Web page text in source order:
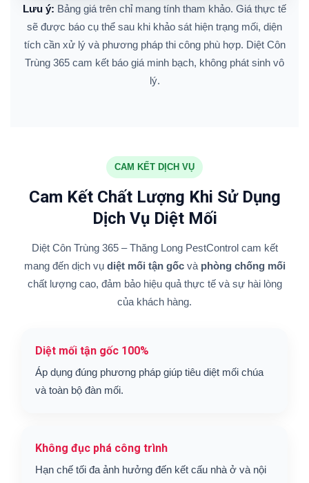
Lưu ý: Bảng giá trên chỉ mang tính tham khảo. Giá thực tế
sẽ được báo cụ thể sau khi khảo sát hiện trạng mối, diện
tích cần xử lý và phương pháp thi công phù hợp. Diệt Côn
Trùng 365 cam kết báo giá minh bạch, không phát sinh vô
lý.
CAM KẾT DỊCH VỤ
Cam Kết Chất Lượng Khi Sử Dụng
Dịch Vụ Diệt Mối
Diệt Côn Trùng 365 – Thăng Long PestControl cam kết
mang đến dịch vụ diệt mối tận gốcvà phòng chống mối
chất lượng cao, đảm bảo hiệu quả thực tế và sự hài lòng
của khách hàng.
Diệt mối tận gốc 100%
Áp dụng đúng phương pháp giúp tiêu diệt mối chúa
và toàn bộ đàn mối.
Không đục phá công trình
Hạn chế tối đa ảnh hưởng đến kết cấu nhà ở và nội